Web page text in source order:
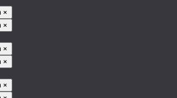
×
×
×
×
×